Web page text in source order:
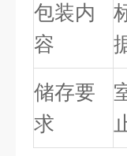
包装内
容
储存要
求